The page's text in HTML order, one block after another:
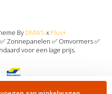
By DMWS x Plus+
Zonnepanelen ✅ Omvormers ✅
voor een lage prijs.